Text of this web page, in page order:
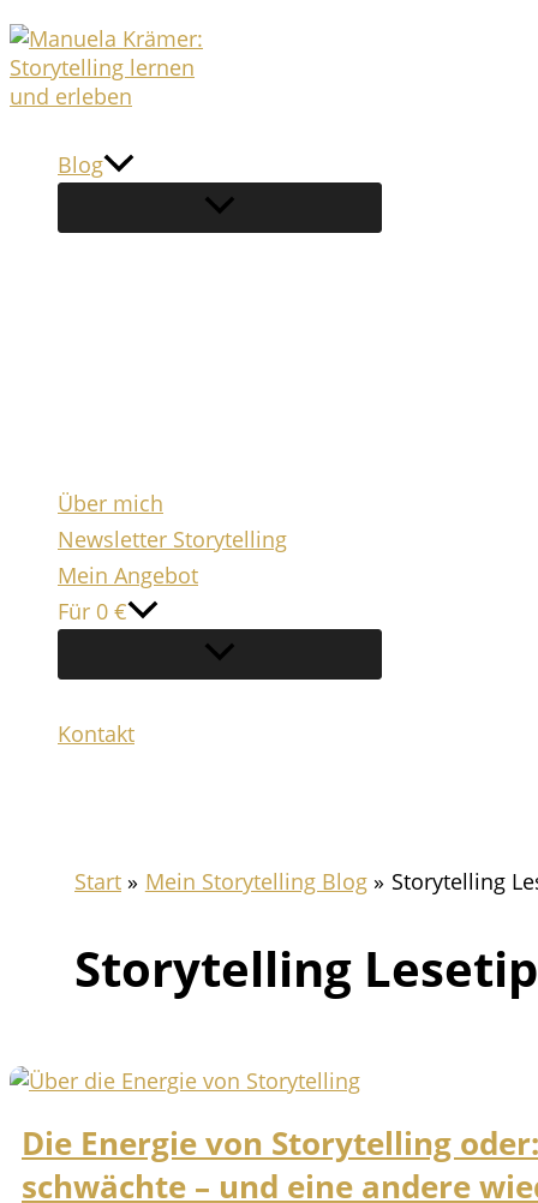
Zum
Inhalt
springen
Blog
Über mich
Newsletter Storytelling
Mein Angebot
Für 0 €
Kontakt
Start Mein Storytelling Blog Storytelling
Storytelling
Die Energie von Storytelling
schwächte – und eine andere